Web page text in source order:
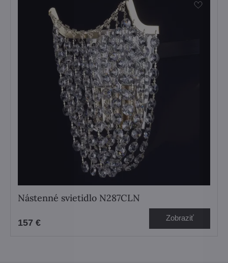
Nástenné svietidlo N287CLN
157 € Zobraziť